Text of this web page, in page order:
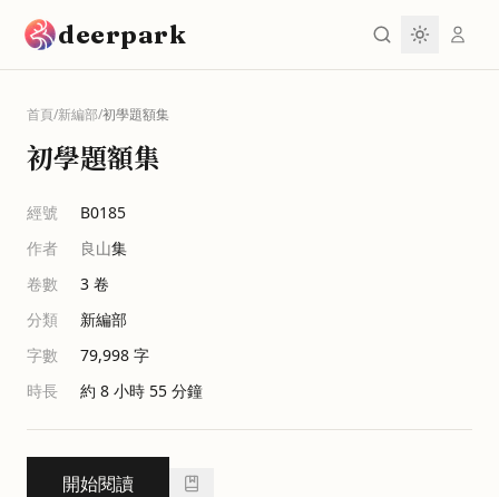
deerpark
首頁/新編部/初學題額集
初學題額集
經號
B0185
作者
良山集
卷數
3 卷
分類
新編部
字數
79,998 字
時長
約 8 小時 55 分鐘
開始閱讀